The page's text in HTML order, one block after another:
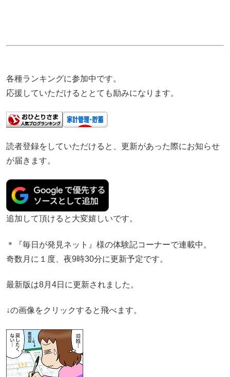
各種ランキングに参加中です。
応援していただけるととても励みになります。
読者登録をしていただけると、更新があった際にお知らせ
が届きます。
追加して頂けると大変嬉しいです。
＊『毎日が発見ネット』様の体験記コーナーで連載中。
奇数月に１度、夜9時30分に更新予定です。
最新版は8月4日に更新されました。
↓の画像をクリックすると飛べます。